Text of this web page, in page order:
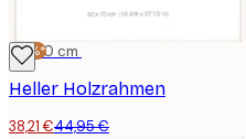
-15%*
50x70 cm
Heller Holzrahmen
38,21 €44,95 €